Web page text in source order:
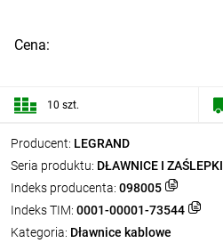
Producent: LEGRAND
Seria produktu: DŁAWNICE I ZAŚLEPKI
Indeks producenta: 098005
Indeks TIM: 0001-00001-73544
Kategoria: Dławnice kablowe
Cena:
10 szt.